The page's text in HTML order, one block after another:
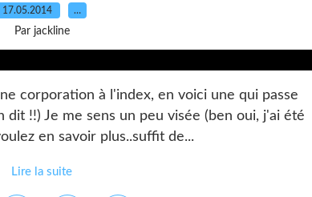
17.05.2014 …
Par jackline
corporation à l'index, en voici une qui passe
!!) Je me sens un peu visée (ben oui, j'ai été
en savoir plus..suffit de...
Lire la suite